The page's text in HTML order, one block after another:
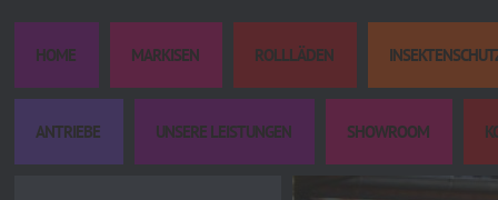
HOME MARKISEN ROLLLÄDEN
ANTRIEBE UNSERE LEISTUNGEN SHOWROOM